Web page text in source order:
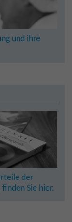
und ihre
der
Sie hier.